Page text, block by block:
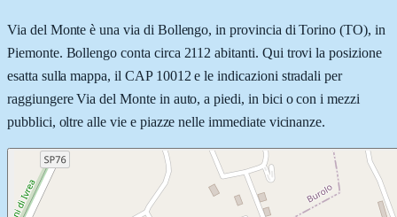
Via del Monte è una via di Bollengo, in provincia di Torino (TO), in
Piemonte. Bollengo conta circa 2112 abitanti. Qui trovi la posizione
esatta sulla mappa, il CAP 10012 e le indicazioni stradali per
raggiungere Via del Monte in auto, a piedi, in bici o con i mezzi
pubblici, oltre alle vie e piazze nelle immediate vicinanze.